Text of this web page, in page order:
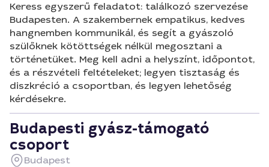
Keress egyszerű feladatot: találkozó szervezése
Budapesten. A szakembernek empatikus, kedves
hangnemben kommunikál, és segít a gyászoló
szülőknek kötöttségek nélkül megosztani a
történetüket. Meg kell adni a helyszínt, időpontot,
és a részvételi feltételeket; legyen tisztaság és
diszkréció a csoportban, és legyen lehetőség
kérdésekre.
Budapesti gyász-támogató
csoport
Budapest